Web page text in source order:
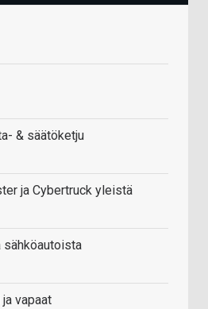
& säätöketju
ja Cybertruck yleistä
vapaat